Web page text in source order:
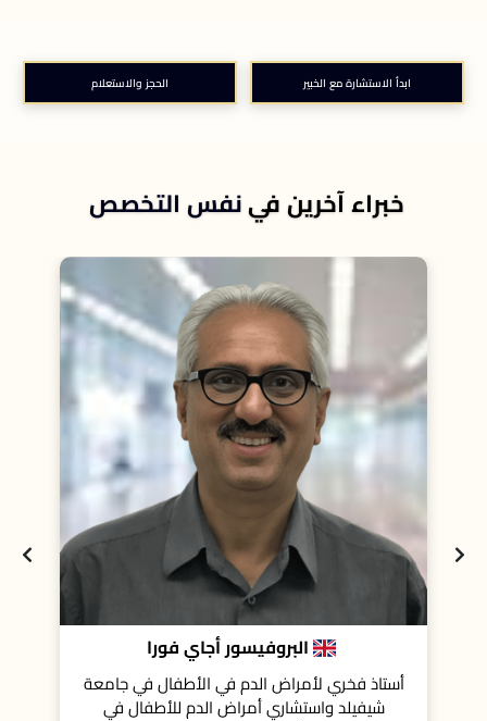
ابدأ الاستشارة مع الخبير الحجز والاستعلام
خبراء آخرين في نفس التخصص
البروفيسور أجاي فورا
أستاذ فخري لأمراض الدم في الأطفال في جامعة
شيفيلد واستشاري أمراض الدم للأطفال في
بروفيسور